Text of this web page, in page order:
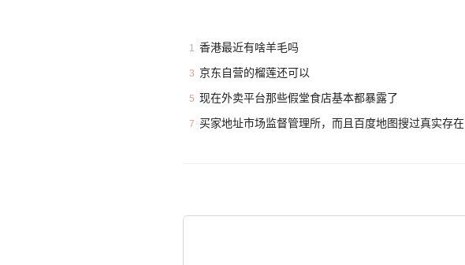
1 香港最近有啥羊毛吗
3 京东自营的榴莲还可以
5 现在外卖平台那些假堂食店基本都暴露了
7 买家地址市场监督管理所，而且百度地图搜过真实存在